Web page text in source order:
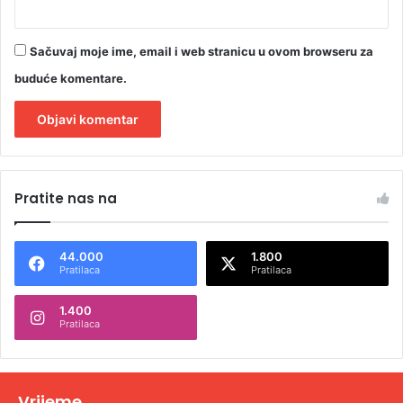
Sačuvaj moje ime, email i web stranicu u ovom browseru za
buduće komentare.
t
n
t
v
Pratite nas na
44.000
Pratilaca
1.800
Pratilaca
1.400
Pratilaca